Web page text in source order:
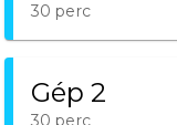
30 perc
Gép 2
30 perc